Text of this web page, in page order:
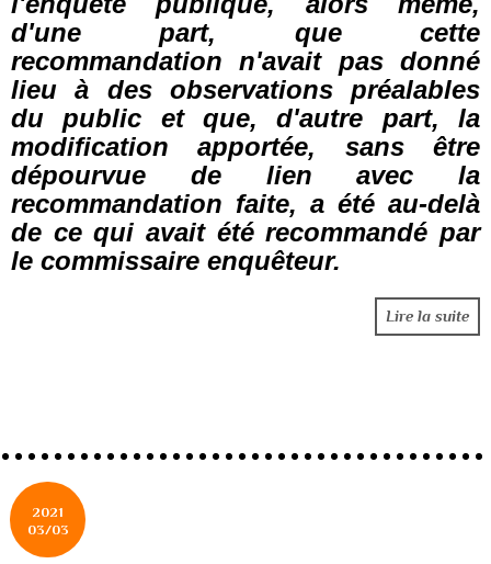
d'une part, que cette
recommandation n'avait pas donné
lieu à des observations préalables
du public et que, d'autre part, la
modification apportée, sans être
dépourvue de lien avec la
recommandation faite, a été au-delà
de ce qui avait été recommandé par
le commissaire enquêteur.
Lire la suite
2021
03/03